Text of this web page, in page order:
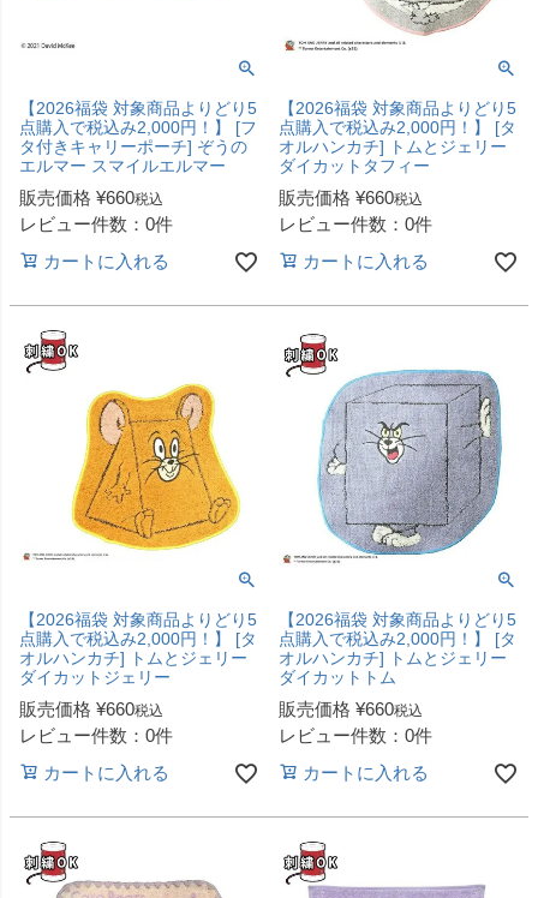
【2026福袋 対象商品よりどり5
点購入で税込み2,000円！】 [フ
タ付きキャリーポーチ] ぞうの
エルマー スマイルエルマー
販売価格 ¥660税込
レビュー件数：0件
カートに入れる
【2026福袋 対象商品よりどり5
点購入で税込み2,000円！】 [タ
オルハンカチ] トムとジェリー
ダイカットタフィー
販売価格 ¥660税込
レビュー件数：0件
カートに入れる
【2026福袋 対象商品よりどり5
点購入で税込み2,000円！】 [タ
オルハンカチ] トムとジェリー
ダイカットジェリー
販売価格 ¥660税込
レビュー件数：0件
カートに入れる
【2026福袋 対象商品よりどり5
点購入で税込み2,000円！】 [タ
オルハンカチ] トムとジェリー
ダイカットトム
販売価格 ¥660税込
レビュー件数：0件
カートに入れる